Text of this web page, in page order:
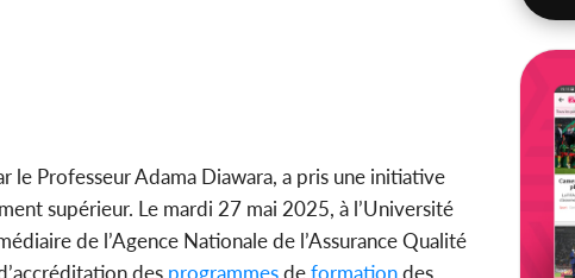
le Professeur Adama Diawara, a pris une initiative
supérieur. Le mardi 27 mai 2025, à l’Université
de l’Agence Nationale de l’Assurance Qualité